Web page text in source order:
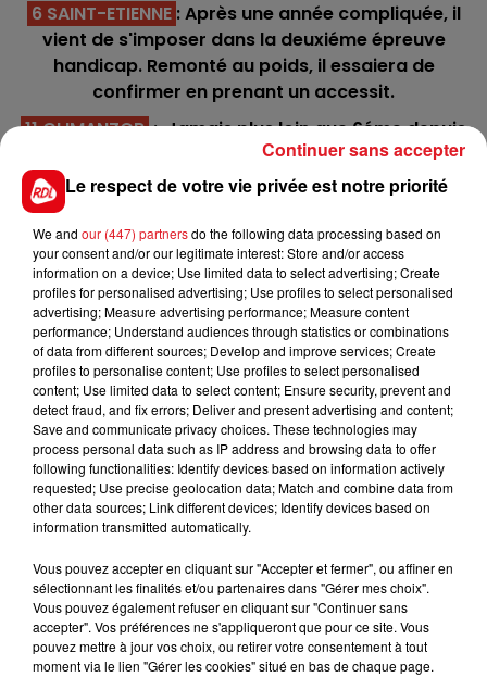
6 SAINT-ETIENNE : Après une année compliquée, il
vient de s'imposer dans la deuxiéme épreuve
handicap. Remonté au poids, il essaiera de
confirmer en prenant un accessit.
11 GLIMANZOR: Jamais plus loin que 6éme depuis
ses débuts sur les pistes azuréennes, il monte à
Paris avec des ambitions.
FILS D'ACTUS
15 juillet 2026
BÉTHUNE: ENQUÊTE POUR HOMICIDE
VOLONTAIRE EN COURS, APRÈS LA...
Le respect de votre vie privée est notre priorité
We and our (447) partnersdo the following data processing based on
your consent and/or our legitimate interest: Store and/or access
information on a device; Use limited data to select advertising; Create
profiles for personalised advertising; Use profiles to select personalised
advertising; Measure advertising performance; Measure content
performance; Understand audiences through statistics or combinations
of data from different sources; Develop and improve services; Create
profiles to personalise content; Use profiles to select personalised
content; Use limited data to select content; Ensure security, prevent and
detect fraud, and fix errors; Deliver and present advertising and content;
Save and communicate privacy choices. These technologies may
process personal data such as IP address and browsing data to offer
following functionalities: Identify devices based on information actively
requested; Use precise geolocation data; Match and combine data from
other data sources; Link different devices; Identify devices based on
information transmitted automatically.
Vous pouvez accepter en cliquant sur "Accepter et fermer", ou affiner en
sélectionnant les finalités et/ou partenaires dans "Gérer mes choix".
Vous pouvez également refuser en cliquant sur "Continuer sans
accepter". Vos préférences ne s'appliqueront que pour ce site. Vous
pouvez mettre à jour vos choix, ou retirer votre consentement à tout
moment via le lien "Gérer les cookies" situé en bas de chaque page.
Continuer sans accepter